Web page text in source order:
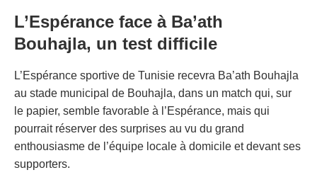
L’Espérance face à Ba’ath
Bouhajla, un test difficile
L’Espérance sportive de Tunisie recevra Ba’ath Bouhajla
au stade municipal de Bouhajla, dans un match qui, sur
le papier, semble favorable à l’Espérance, mais qui
pourrait réserver des surprises au vu du grand
enthousiasme de l’équipe locale à domicile et devant ses
supporters.